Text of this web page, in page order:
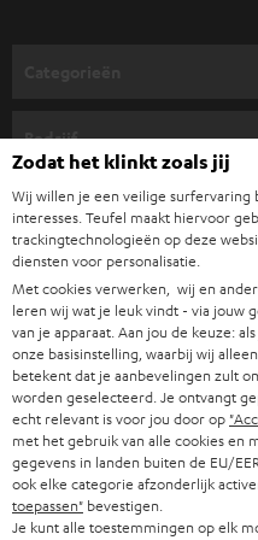
vind je de passende stereo set
studentenflat of gewoon als
Hifi geluid uit één
Dankzij jarenlange ervaring
all-in-one toestellen een stereo
processing. Dit wordt bereikt
Teufel Dynamore technologieënen
Met Teufel Dynamore Surround -
speciale akoestische kegels,
weergegeven.
Retro stereo-installatie
Het is altijd mogelijk om je oude,
deze ook compatibel is met de
andere op de volgende twee
n
i
e
u
w
s
b
r
i
e
f
SOUNDBARS
HIFI-SPEAKERS
SMART HOME
BLUETOOTH
KOPTELEFOONS
BLUETOOTH KOPTELEFOONS
Bedrijf
SUPPORT
CARRIÈRE
PERS & MARKETING
B2B
PARTNERPROGRAMMA
BLOG
NEWSLETTER
Teufel online shops
DUITSLAND
OOSTENRIJK
ZWITSERLAND
NEDERLAND
BELGIË
Zodat het klinkt zoals jij
Wij willen je een veilige surfervaring
interesses. Teufel maakt hiervoor
trackingtechnologieën op deze
diensten voor personalisatie.
Met cookies verwerken, wij en
leren wij wat je leuk vindt - via jouw
van je apparaat. Aan jou de keuze:
onze basisinstelling, waarbij wij
betekent dat je aanbevelingen zult
worden geselecteerd. Je ontvangt
echt relevant is voor jou door op
met het gebruik van alle cookies en
gegevens in landen buiten de EU/
ook elke categorie afzonderlijk
toepassen" bevestigen.
Je kunt alle toestemmingen op elk